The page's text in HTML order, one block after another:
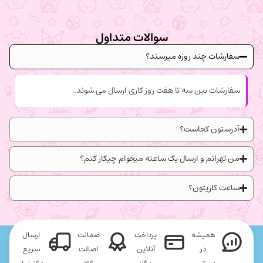
سوالات متداول
سفارشات چند روزه میرسند؟
سفارشات بین سه تا هفت روز کاری ارسال می شوند.
آدرستون کجاست؟
من تهرانم و ارسال یک ساعته میخوام چیکار کنم؟
ساعت کاریتون؟
همیشه
در
پرداخت
آنلاین
ضمانت
اصالت
ارسال
سریع